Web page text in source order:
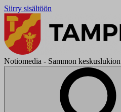
Siirry sisältöön
Notiomedia - Sammon